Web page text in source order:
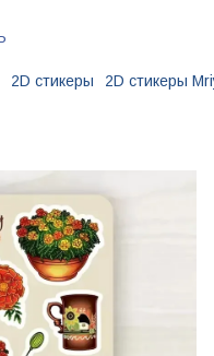
2D стикеры 2D стикеры